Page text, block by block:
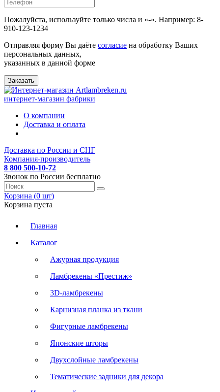
Пожалуйста, используйте только числа и «-». Например: 8-
910-123-1234
Отправляя форму Вы даёте согласие на обработку Ваших
персональных данных,
указанных в данной форме
Заказать
интернет-магазин фабрики
О компании
Доставка и оплата
Доставка по России и СНГ
Компания-производитель
8 800 500-10-72
Звонок по России бесплатно
Корзина (0 шт)
Корзина пуста
Главная
Каталог
Ажурная продукция
Ламбрекены «Престиж»
3D-ламбрекены
Карнизная планка из ткани
Фигурные ламбрекены
Японские шторы
Двухслойные ламбрекены
Тематические задники для декора